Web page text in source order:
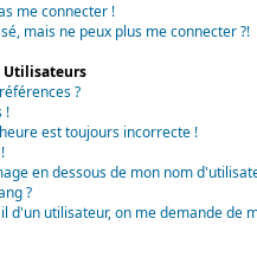
me connecter !
mais ne peux plus me connecter ?!
Utilisateurs
?
!
est toujours incorrecte !
en dessous de mon nom
?
d'un utilisateur, on me demande de